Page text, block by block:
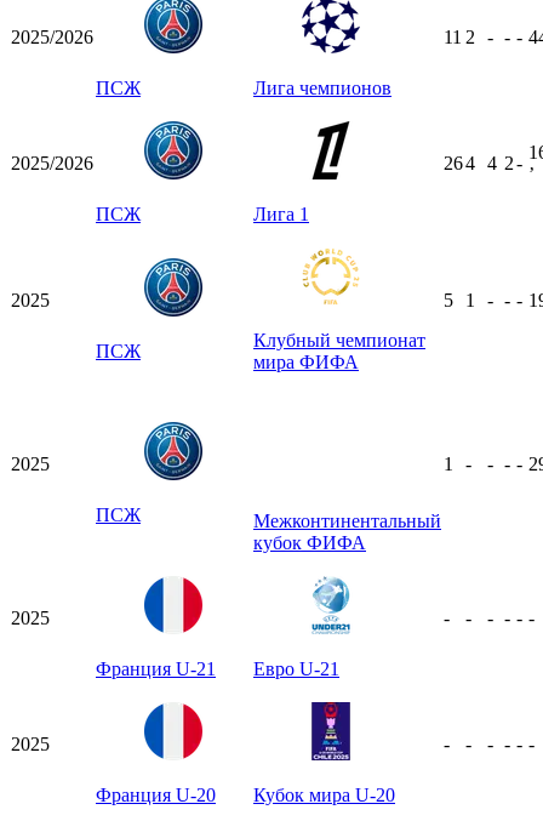
2025/2026
ПСЖ Лига чемпионов
11 2 - - -
2025/2026
ПСЖ Лига 1
264 4 2-
ʼ
2025
ПСЖ
Клубный чемпионат
мира ФИФА
5 1 - - -
2025
ПСЖ
Межконтинентальный
кубок ФИФА
1 - - - -
2025
Франция U-21 Евро U-21
- - - - - -
2025
Франция U-20 Кубок мира U-20
- - - - - -